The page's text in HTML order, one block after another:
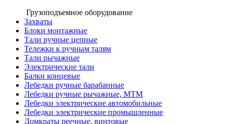
Грузоподъемное оборудование
Захваты
Блоки монтажные
Тали ручные цепные
Тележки к ручным талям
Тали рычажные
Электрические тали
Балки концевые
Лебедки ручные барабанные
Лебедки ручные рычажные, МТМ
Лебедки электрические автомобильные
Лебедки электрические промышленные
Домкраты реечные, винтовые